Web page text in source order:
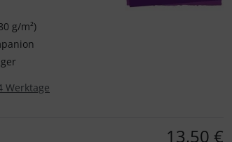
g/m²)
Werktage
13,50 €